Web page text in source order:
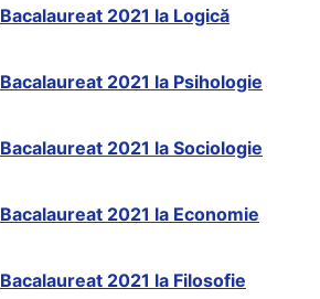
Bacalaureat 2021 la Logică
Bacalaureat 2021 la Psihologie
Bacalaureat 2021 la Sociologie
Bacalaureat 2021 la Economie
Bacalaureat 2021 la Filosofie